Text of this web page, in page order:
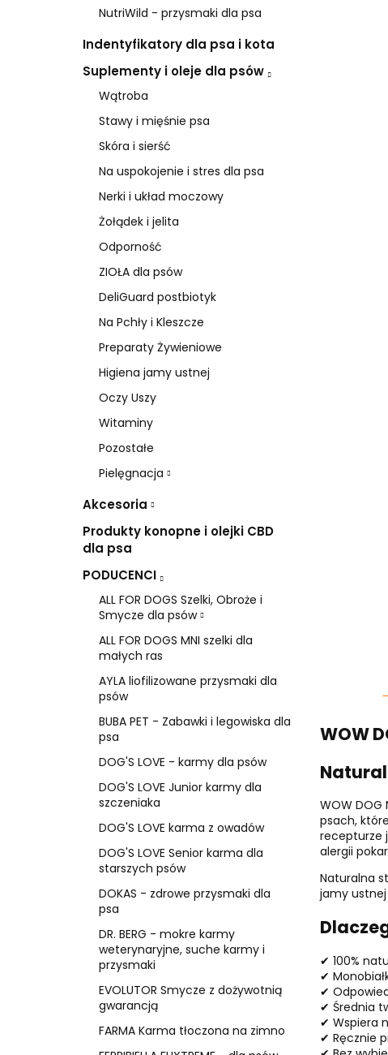
NutriWild - przysmaki dla psa
Indentyfikatory dla psa i kota
Suplementy i oleje dla psów
Wątroba
Stawy i mięśnie psa
Skóra i sierść
Na uspokojenie i stres dla psa
Nerki i układ moczowy
Żołądek i jelita
Odporność
ZIOŁA dla psów
DeliGuard postbiotyk
Na Pchły i Kleszcze
Preparaty Żywieniowe
Higiena jamy ustnej
Oczy Uszy
Witaminy
Pozostałe
Pielęgnacja
Akcesoria
Produkty konopne i olejki CBD
dla psa
PODUCENCI
ALL FOR DOGS Szelki, Obroże i
Smycze dla psów
ALL FOR DOGS MNI szelki dla
małych ras
AYLA liofilizowane przysmaki dla
psów
BUBA PET - Zabawki i legowiska dla
psa
DOG'S LOVE - karmy dla psów
DOG'S LOVE Junior karmy dla
szczeniaka
DOG'S LOVE karma z owadów
DOG'S LOVE Senior karma dla
starszych psów
DOKAS - zdrowe przysmaki dla
psa
DR. BERG - mokre karmy
weterynaryjne, suche karmy i
przysmaki
EVOLUTOR Smycze z dożywotnią
gwarancją
FARMA Karma tłoczona na zimno
WOW
WOW
psach,
recepturze
alergii
Naturalna
jamy ustnej
✔ 100%
✔
✔
✔ Średnia
✔ Wspiera
✔ Ręcznie